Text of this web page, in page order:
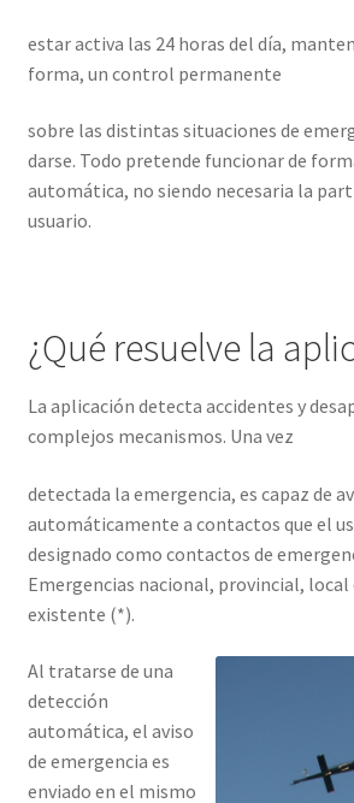
estar activa las 24 horas del día,
forma, un control permanente
sobre las distintas situaciones de
darse. Todo pretende funcionar de
automática, no siendo necesaria la
usuario.
¿Qué resuelve la
La aplicación detecta accidentes y
complejos mecanismos. Una vez
detectada la emergencia, es capaz de
automáticamente a contactos que el
designado como contactos de
Emergencias nacional, provincial,
existente (*).
Al tratarse de una
detección
automática, el aviso
de emergencia es
enviado en el mismo